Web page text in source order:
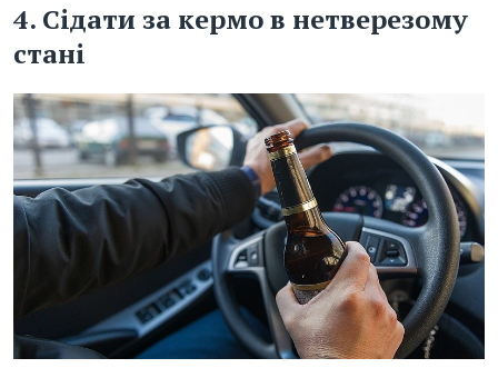
4. Сідати за кермо в нетверезому
стані